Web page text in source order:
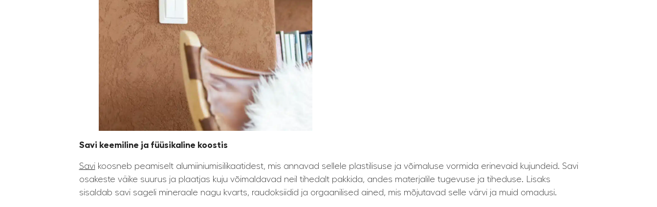
Savi keemiline ja füüsikaline koostis
Savi koosneb peamiselt alumiiniumisilikaatidest, mis annavad sellele plastilisuse ja võimaluse vormida erinevaid kujundeid. Savi
osakeste väike suurus ja plaatjas kuju võimaldavad neil tihedalt pakkida, andes materjalile tugevuse ja tiheduse. Lisaks
sisaldab savi sageli mineraale nagu kvarts, raudoksiidid ja orgaanilised ained, mis mõjutavad selle värvi ja muid omadusi.